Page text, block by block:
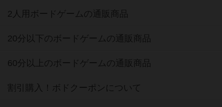
2人用ボードゲームの通販商品
20分以下のボードゲームの通販商品
60分以上のボードゲームの通販商品
割引購入！ボドクーポンについて